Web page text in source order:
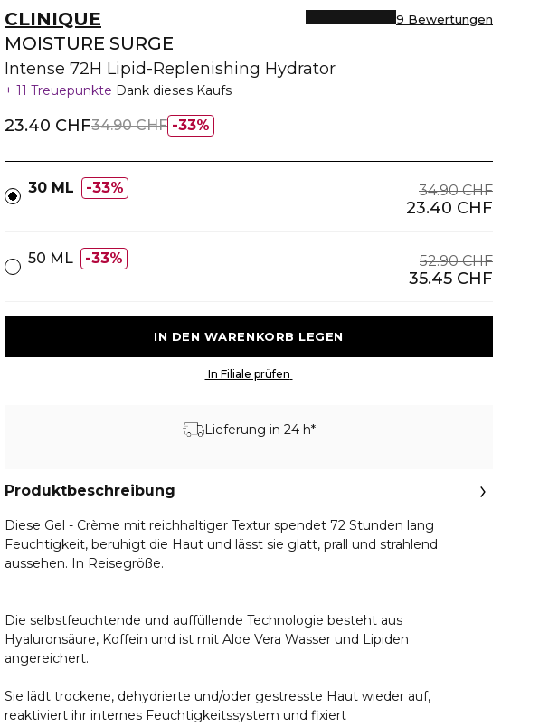
CLINIQUE
MOISTURE SURGE
Intense 72H Lipid-Replenishing Hydrator
9 Bewertungen
11 Treuepunkte Dank dieses Kaufs
33%
23.40 CHF34.90 CHF
30 ML 33% 34.90 CHF
23.40 CHF
50 ML 33% 52.90 CHF
35.45 CHF
Lieferung in 24 h*
Produktbeschreibung
Diese Gel - Crème mit reichhaltiger Textur spendet 72 Stunden lang
Feuchtigkeit, beruhigt die Haut und lässt sie glatt, prall und strahlend
aussehen. In Reisegröße.
Die selbstfeuchtende und auffüllende Technologie besteht aus
Hyaluronsäure, Koffein und ist mit Aloe Vera Wasser und Lipiden
angereichert.
Sie lädt trockene, dehydrierte und/oder gestresste Haut wieder auf,
reaktiviert ihr internes Feuchtigkeitssystem und fixiert